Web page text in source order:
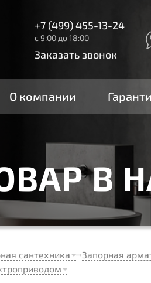
+7 (499) 455-13-24
с 9:00 до 18:00
Заказать звонок
О компании
В
сантехника
Запорная